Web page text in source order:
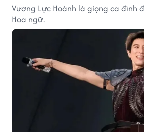
Vương Lực Hoành là giọng ca đình
Hoa ngữ.